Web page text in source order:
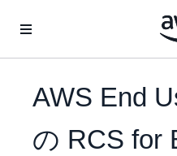
AWS End
の RCS for